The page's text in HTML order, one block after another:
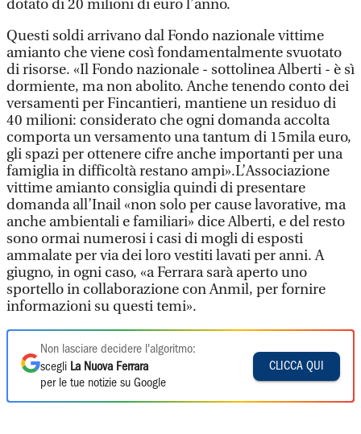
dotato di 20 milioni di euro l’anno.
Questi soldi arrivano dal Fondo nazionale vittime
amianto che viene così fondamentalmente svuotato
di risorse. «Il Fondo nazionale - sottolinea Alberti - è sì
dormiente, ma non abolito. Anche tenendo conto dei
versamenti per Fincantieri, mantiene un residuo di
40 milioni: considerato che ogni domanda accolta
comporta un versamento una tantum di 15mila euro,
gli spazi per ottenere cifre anche importanti per una
famiglia in difficoltà restano ampi».L’Associazione
vittime amianto consiglia quindi di presentare
domanda all’Inail «non solo per cause lavorative, ma
anche ambientali e familiari» dice Alberti, e del resto
sono ormai numerosi i casi di mogli di esposti
ammalate per via dei loro vestiti lavati per anni. A
giugno, in ogni caso, «a Ferrara sarà aperto uno
sportello in collaborazione con Anmil, per fornire
informazioni su questi temi».
Non lasciare decidere l'algoritmo:
scegli La Nuova Ferrara
per le tue notizie su Google
CLICCA QUI